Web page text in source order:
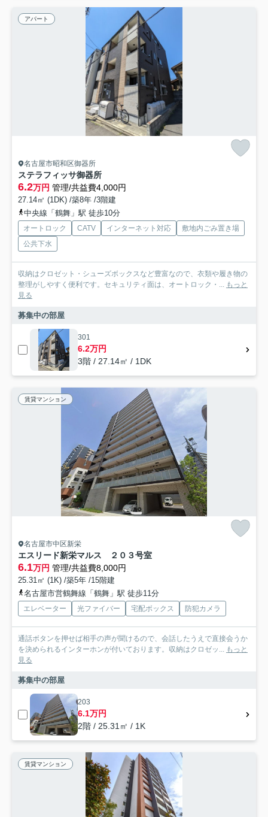
アパート
名古屋市昭和区御器所
ステラフィッサ御器所
6.2万円 管理/共益費4,000円
27.14㎡ (1DK) /築8年 /3階建
中央線「鶴舞」駅 徒歩10分
オートロック CATV インターネット対応
敷地内ごみ置き場
公共下水
収納はクロゼット・シューズボックスなど豊富なので、衣類や履き物の
整理がしやすく便利です。セキュリティ面は、オートロック・... もっと
見る
募集中の部屋
301
6.2万円
3階 / 27.14㎡ / 1DK
賃貸マンション
名古屋市中区新栄
エスリード新栄マルス ２０３号室
6.1万円 管理/共益費8,000円
25.31㎡ (1K) /築5年 /15階建
名古屋市営鶴舞線「鶴舞」駅 徒歩11分
エレベーター 光ファイバー 宅配ボックス 防犯カメラ
通話ボタンを押せば相手の声が聞けるので、会話したうえで直接会うか
を決められるインターホンが付いております。収納はクロゼッ... もっと
見る
募集中の部屋
203
6.1万円
2階 / 25.31㎡ / 1K
賃貸マンション